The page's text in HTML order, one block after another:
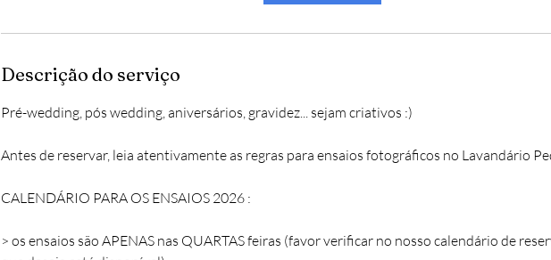
Descrição do serviço
Pré-wedding, pós wedding, aniversários, gravidez... sejam criativos :)
Antes de reservar, leia atentivamente as regras para ensaios fotográficos no Lavandário
CALENDÁRIO PARA OS ENSAIOS 2026 :
> os ensaios são APENAS nas QUARTAS feiras (favor verificar no nosso calendário de